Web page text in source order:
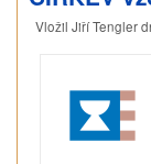
Vložil Jiří Tengler